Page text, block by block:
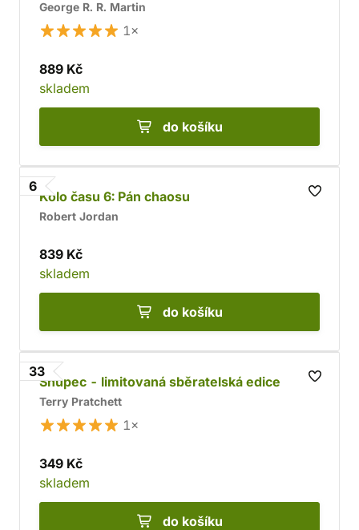
George R. R. Martin
1×
889 Kč
skladem
do košíku
6
Kolo času 6: Pán chaosu
Robert Jordan
839 Kč
skladem
do košíku
33
Šňupec - limitovaná sběratelská edice
Terry Pratchett
1×
349 Kč
skladem
do košíku